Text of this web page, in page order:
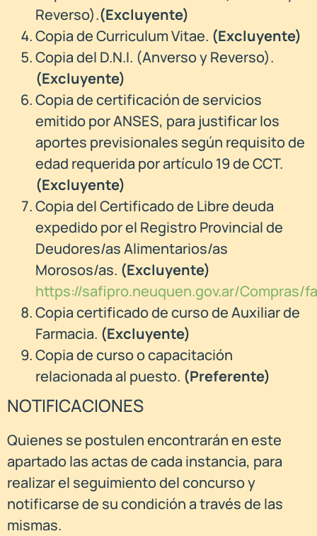
Reverso).(Excluyente)
Copia de Curriculum Vitae. (Excluyente)
Copia del D.N.I. (Anverso y Reverso).
(Excluyente)
Copia de certificación de servicios
emitido por ANSES, para justificar los
aportes previsionales según requisito de
edad requerida por artículo 19 de CCT.
(Excluyente)
Copia del Certificado de Libre deuda
expedido por el Registro Provincial de
Deudores/as Alimentarios/as
Morosos/as. (Excluyente)
https://safipro.neuquen.gov.ar/
Copia certificado de curso de Auxiliar de
Farmacia. (Excluyente)
Copia de curso o capacitación
relacionada al puesto. (Preferente)
NOTIFICACIONES
Quienes se postulen encontrarán en este
apartado las actas de cada instancia, para
realizar el seguimiento del concurso y
notificarse de su condición a través de las
mismas.